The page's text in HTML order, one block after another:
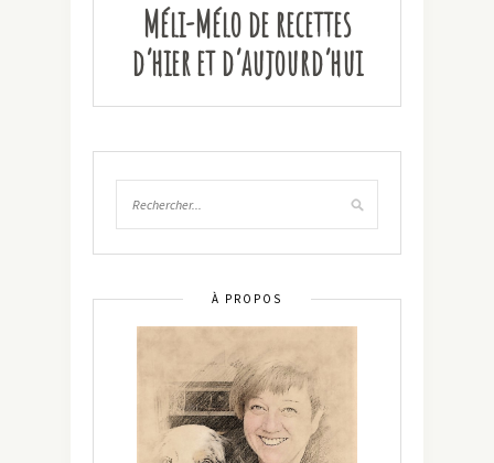
Méli-Mélo de recettes
d’hier et d’aujourd’hui
À PROPOS